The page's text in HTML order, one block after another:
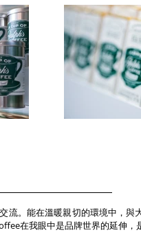
流。能在溫暖親切的環境中，與
在我眼中是品牌世界的延伸